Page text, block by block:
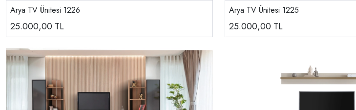
Arya TV Ünitesi 1226
25.000,00 TL
Arya TV Ünitesi 1225
25.000,00 TL